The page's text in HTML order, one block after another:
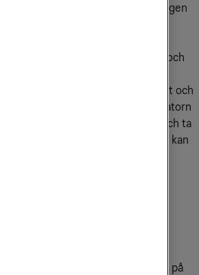
möjligt. Under tiden nedladdningen
för andra uppkopplade
tv-apparaterna blir bara bättre och
titta på Netflix med bästa
eller på Tele2 Play i HD-kvalitet och
bredband. Många program i datorn
bredband för att skicka och ta
inte är någon extremanvändare kan
snabbare bredband.
när du väljer
hela är den bästa
du inte behöver fundera på.
här lite tips som är bra att tänka på